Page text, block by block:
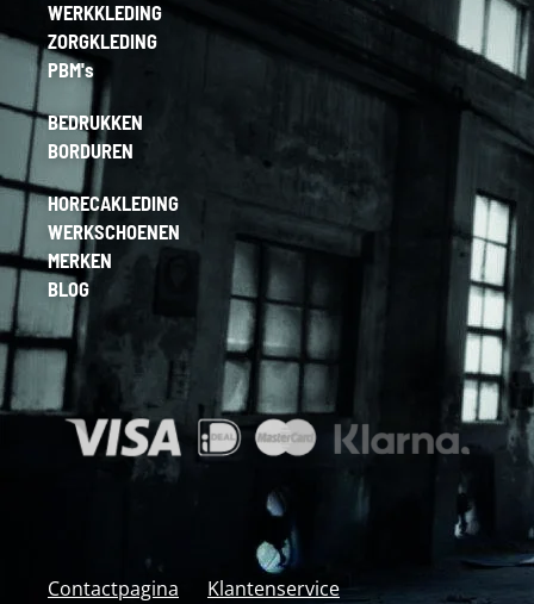
WERKKLEDING
ZORGKLEDING
PBM's
BEDRUKKEN
BORDUREN
HORECAKLEDING
WERKSCHOENEN
MERKEN
BLOG
Contactpagina Klantenservice